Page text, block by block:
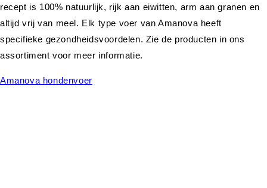
recept is 100% natuurlijk, rijk aan eiwitten, arm aan granen en
altijd vrij van meel. Elk type voer van Amanova heeft
specifieke gezondheidsvoordelen. Zie de producten in ons
assortiment voor meer informatie.
Amanova hondenvoer